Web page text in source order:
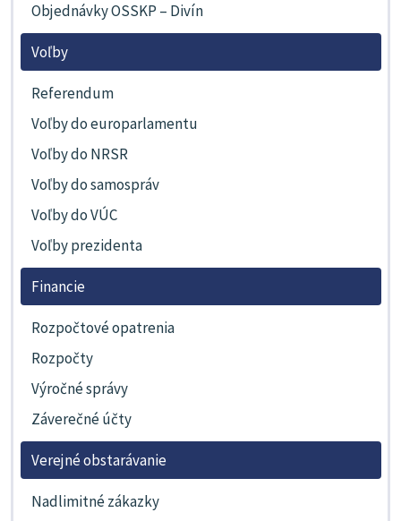
Objednávky OSSKP – Divín
Voľby
Referendum
Voľby do europarlamentu
Voľby do NRSR
Voľby do samospráv
Voľby do VÚC
Voľby prezidenta
Financie
Rozpočtové opatrenia
Rozpočty
Výročné správy
Záverečné účty
Verejné obstarávanie
Nadlimitné zákazky